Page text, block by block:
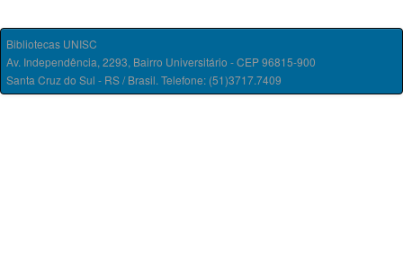
Bibliotecas UNISC
Av. Independência, 2293, Bairro Universitário - CEP 96815-900
Santa Cruz do Sul - RS / Brasil. Telefone: (51)3717.7409